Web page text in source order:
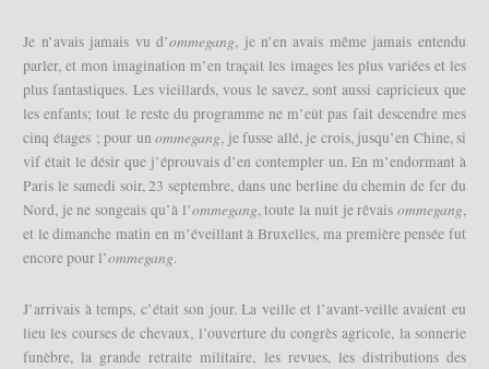
Je n’avais jamais vu d’ommegang, je n’en avais même jamais entendu
parler, et mon imagination m’en traçait les images les plus variées et les
plus fantastiques. Les vieillards, vous le savez, sont aussi capricieux que
les enfants; tout le reste du programme ne m’eût pas fait descendre mes
cinq étages ; pour unommegang, je fusse allé, je crois, jusqu’en Chine, si
vif était le désir que j’éprouvais d’en contempler un. En m’endormant à
Paris le samedi soir, 23 septembre, dans une berline du chemin de fer du
Nord, je ne songeais qu’à l’ommegang, toute la nuit je rêvais ommegang,
et le dimanche matin en m’éveillant à Bruxelles, ma première pensée fut
encore pour l’ommegang.
J’arrivais à temps, c’était son jour. La veille et l’avant-veille avaient eu
lieu les courses de chevaux, l’ouverture du congrès agricole, la sonnerie
funèbre, la grande retraite militaire, les revues, les distributions des